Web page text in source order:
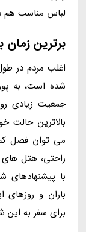
لباس مناسب هم
برترین زمان
اغلب مردم در
شده است، به
جمعیت زیادی
بالاترین حالت
می توان فصل کم
راحتی، هتل های
با پیشنهادهای
باران و
برای سفر به این